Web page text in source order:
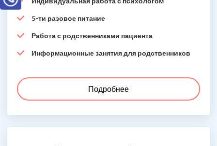
5-ти разовое питание
Работа с родственниками пациента
Информационные занятия для родственников
Подробнее